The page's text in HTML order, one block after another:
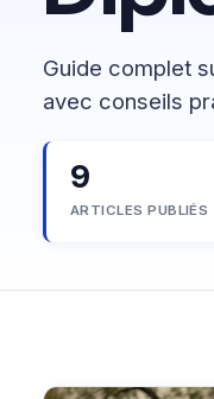
Guide complet
avec conseils
9
ARTICLES PUBLIÉS